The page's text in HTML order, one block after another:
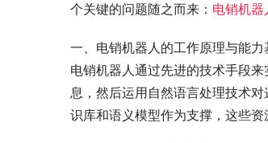
个关键的问题随之而来： 电销机器
一、电销机器人的工作原理与能力
电销机器人通过先进的技术手段
息，然后运用自然语言处理技术
识库和语义模型作为支撑，这些